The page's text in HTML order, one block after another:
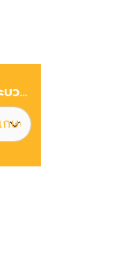
ประเภทของ กลุ่มผลิตภัณฑ์ขนาดใหญ่ที่ขึ้นรูปด้วยกระบวนการเป่าขึ้นรูปในแม่พิมพ์